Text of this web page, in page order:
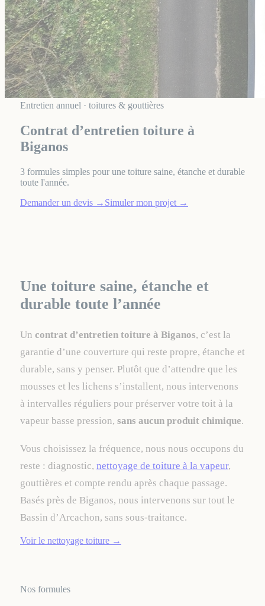
Entretien annuel · toitures & gouttières
Contrat d’entretien toiture à
Biganos
3 formules simples pour une toiture saine, étanche et durable
toute l'année.
Demander un devis → Simuler mon projet →
Une toiture saine, étanche et
durable toute l’année
Un contrat d’entretien toiture à Biganos, c’est la
garantie d’une couverture qui reste propre, étanche et
durable, sans y penser. Plutôt que d’attendre que les
mousses et les lichens s’installent, nous intervenons
à intervalles réguliers pour préserver votre toit à la
vapeur basse pression, sans aucun produit chimique.
Vous choisissez la fréquence, nous nous occupons du
reste : diagnostic, nettoyage de toiture à la vapeur,
gouttières et compte rendu après chaque passage.
Basés près de Biganos, nous intervenons sur tout le
Bassin d’Arcachon, sans sous-traitance.
Voir le nettoyage toiture →
Nos formules